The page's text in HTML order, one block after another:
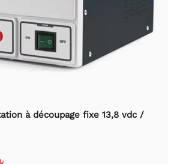
à découpage fixe 13,8 vdc /